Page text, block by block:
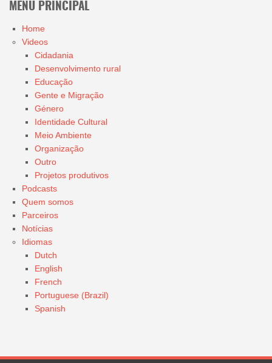
MENU PRINCIPAL
Home
Videos
Cidadania
Desenvolvimento rural
Educação
Gente e Migração
Género
Identidade Cultural
Meio Ambiente
Organização
Outro
Projetos produtivos
Podcasts
Quem somos
Parceiros
Notícias
Idiomas
Dutch
English
French
Portuguese (Brazil)
Spanish